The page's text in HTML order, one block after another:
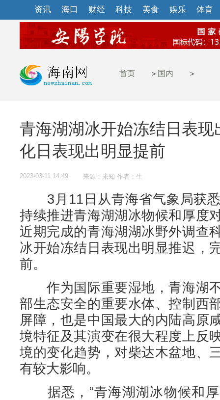
资讯 海口 财经 科技 美食 娱乐 体育
首页 > 国内 >
青海湖湖冰开始冻结日表
化日表现出明显提前
2023-03-11 14:49 来源：未知 作者：生
3月11日从青海省气象局获悉
持续推进青海湖湖冰物候和厚度
近期完成的青海湖湖冰野外调查
冰开始冻结日表现出明显推迟，
前。
作为国际重要湿地，青海湖
部生态安全的重要水体、控制西
屏障，也是中国最大的内陆高原
境特征及其演变在很大程度上反
境的变化趋势，对柴达木盆地、
有较大影响。
据悉，“青海湖湖冰物候和厚